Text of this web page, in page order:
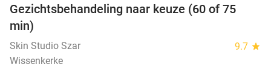
52%
Gezichtsbehandeling naar keuze (60 of 75
min)
Skin Studio Szar 9.7 star
Wissenkerke